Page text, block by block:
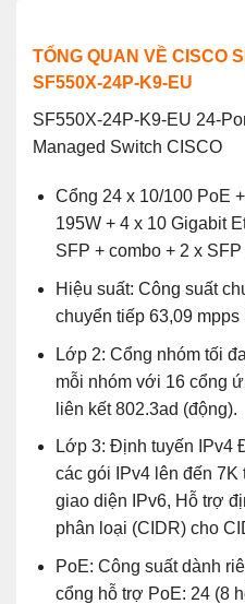
TỔNG QUAN VỀ CISCO
SF550X-24P-K9-EU
SF550X-24P-K9-EU 24-
Managed Switch CISCO
Cổng 24 x 10/100 PoE
195W + 4 x 10 Gigabit
SFP + combo + 2 x SFP
Hiệu suất: Công suất
chuyển tiếp 63,09 mpps
Lớp 2: Cổng nhóm tối
mỗi nhóm với 16 cổng
liên kết 802.3ad (động).
Lớp 3: Định tuyến IPv4
các gói IPv4 lên đến 7K
giao diện IPv6, Hỗ trợ
phân loại (CIDR) cho
PoE: Công suất dành
cổng hỗ trợ PoE: 24 (8